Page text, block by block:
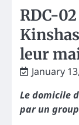
RDC-
leur
January
Le domicile
par un